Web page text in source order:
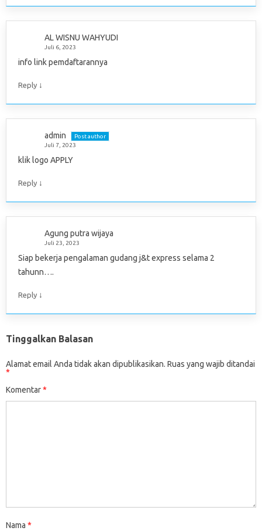
AL WISNU WAHYUDI
Juli 6, 2023
info link pemdaftarannya
Reply ↓
admin
Post author
Juli 7, 2023
klik logo APPLY
Reply ↓
Agung putra wijaya
Juli 23, 2023
Siap bekerja pengalaman gudang j&t express selama 2
tahunn….
Reply ↓
Tinggalkan Balasan
Alamat email Anda tidak akan dipublikasikan. Ruas yang wajib ditandai
*
Komentar*
Nama *